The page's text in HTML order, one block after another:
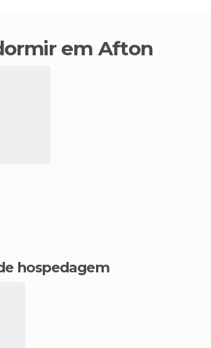
dormir em Afton
hospedagem